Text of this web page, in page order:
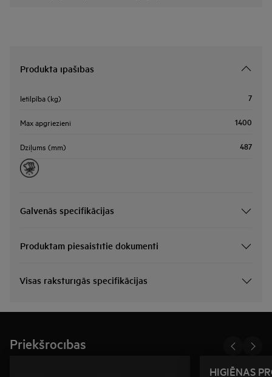
Produkta īpašības
Ietilpība (kg) 7
Max apgriezieni 1400
Dziļums (mm) 487
Galvenās specifikācijas
Produktam piesaistītie dokumenti
Visas raksturīgās specifikācijas
Priekšrocības
HIGIĒNAS